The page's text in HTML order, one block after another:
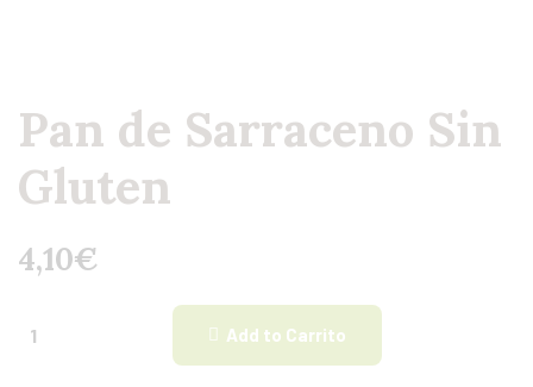
Pan de Sarraceno Sin
Gluten
4,10€
Add to Carrito